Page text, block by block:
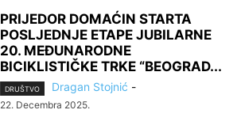
PRIJEDOR DOMAĆIN STARTA
POSLJEDNJE ETAPE JUBILARNE
20. MEĐUNARODNE
BICIKLISTIČKE TRKE “BEOGRAD...
DRUŠTVO Dragan Stojnić -
22. Decembra 2025.